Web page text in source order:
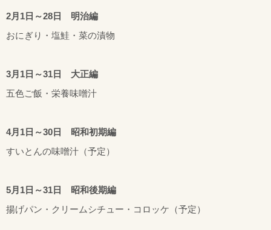
2月1日～28日 明治編
おにぎり・塩鮭・菜の漬物
3月1日～31日 大正編
五色ご飯・栄養味噌汁
4月1日～30日 昭和初期編
すいとんの味噌汁（予定）
5月1日～31日 昭和後期編
揚げパン・クリームシチュー・コロッケ（予定）